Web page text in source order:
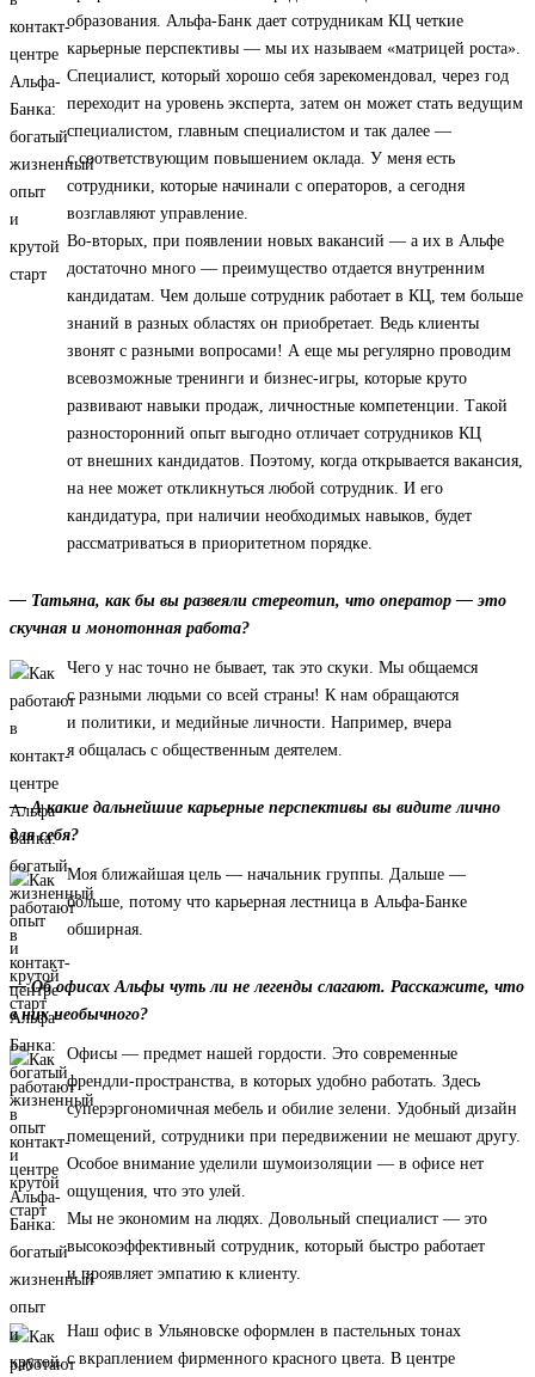
образования. Альфа-Банк дает сотрудникам КЦ четкие
карьерные перспективы — мы их называем «матрицей роста».
Специалист, который хорошо себя зарекомендовал, через год
переходит на уровень эксперта, затем он может стать ведущим
специалистом, главным специалистом и так далее —
с соответствующим повышением оклада. У меня есть
сотрудники, которые начинали с операторов, а сегодня
возглавляют управление.
Во-вторых, при появлении новых вакансий — а их в Альфе
достаточно много — преимущество отдается внутренним
кандидатам. Чем дольше сотрудник работает в КЦ, тем больше
знаний в разных областях он приобретает. Ведь клиенты
звонят с разными вопросами! А еще мы регулярно проводим
всевозможные тренинги и бизнес-игры, которые круто
развивают навыки продаж, личностные компетенции. Такой
разносторонний опыт выгодно отличает сотрудников КЦ
от внешних кандидатов. Поэтому, когда открывается вакансия,
на нее может откликнуться любой сотрудник. И его
кандидатура, при наличии необходимых навыков, будет
рассматриваться в приоритетном порядке.
— Татьяна, как бы вы развеяли стереотип, что оператор — это
скучная и монотонная работа?
Чего у нас точно не бывает, так это скуки. Мы общаемся
с разными людьми со всей страны! К нам обращаются
и политики, и медийные личности. Например, вчера
я общалась с общественным деятелем.
— А какие дальнейшие карьерные перспективы вы видите лично
для себя?
Моя ближайшая цель — начальник группы. Дальше —
больше, потому что карьерная лестница в Альфа-Банке
обширная.
— Об офисах Альфы чуть ли не легенды слагают. Расскажите, что
в них необычного?
Офисы — предмет нашей гордости. Это современные
френдли-пространства, в которых удобно работать. Здесь
суперэргономичная мебель и обилие зелени. Удобный дизайн
помещений, сотрудники при передвижении не мешают другу.
Особое внимание уделили шумоизоляции — в офисе нет
ощущения, что это улей.
Мы не экономим на людях. Довольный специалист — это
высокоэффективный сотрудник, который быстро работает
и проявляет эмпатию к клиенту.
Наш офис в Ульяновске оформлен в пастельных тонах
с вкраплением фирменного красного цвета. В центре